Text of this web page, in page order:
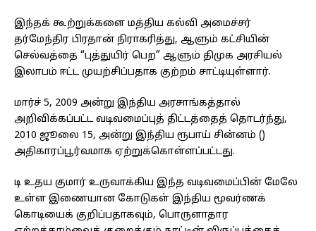
இந்தக் கூற்றுக்களை மத்திய கல்வி அமைச்சர்
தர்மேந்திர பிரதான் நிராகரித்து, ஆளும் கட்சியின்
செல்வத்தை “புத்துயிர் பெற” ஆளும் திமுக அரசியல்
இலாபம் ஈட்ட முயற்சிப்பதாக குற்றம் சாட்டியுள்ளார்.
மார்ச் 5, 2009 அன்று இந்திய அரசாங்கத்தால்
அறிவிக்கப்பட்ட வடிவமைப்புத் திட்டத்தைத் தொடர்ந்து,
2010 ஜூலை 15, அன்று இந்திய ரூபாய் சின்னம் (₹)
அதிகாரப்பூர்வமாக ஏற்றுக்கொள்ளப்பட்டது.
டி உதய குமார் உருவாக்கிய இந்த வடிவமைப்பின் மேலே
உள்ள இணையான கோடுகள் இந்திய மூவர்ணக்
கொடியைக் குறிப்பதாகவும், பொருளாதார